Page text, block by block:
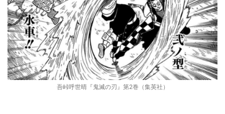
吾峠呼世晴『鬼滅の刃』第2巻（集英社）